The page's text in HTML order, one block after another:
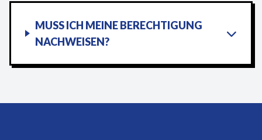
MUSS ICH MEINE BERECHTIGUNG
NACHWEISEN?